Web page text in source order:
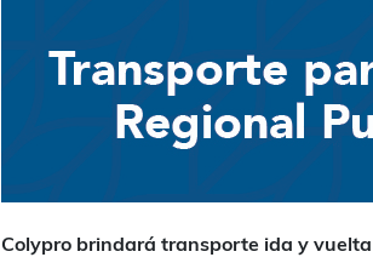
Colypro brindará transporte ida y